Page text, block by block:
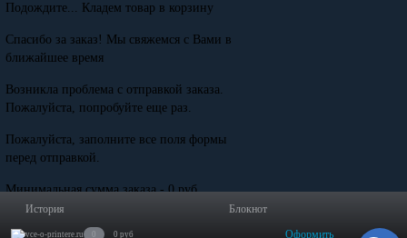
История Блокнот
0 0 руб Оформить
Подождите... Кладем товар в корзину
Спасибо за заказ! Мы свяжемся с Вами в
ближайшее время
Возникла проблема с отправкой заказа.
Пожалуйста, попробуйте еще раз.
Пожалуйста, заполните все поля формы
перед отправкой.
Минимальная сумма заказа - 0 руб.